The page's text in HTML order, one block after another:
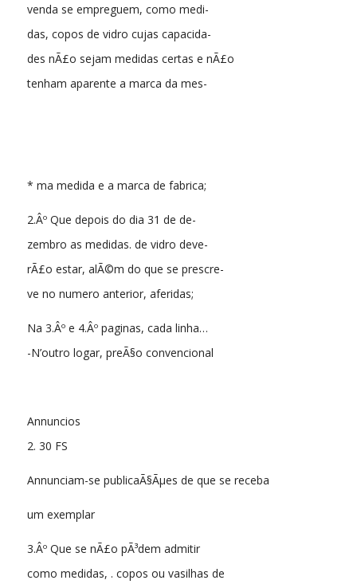
venda se empreguem, como medi-
das, copos de vidro cujas capacida-
des nÃ£o sejam medidas certas e nÃ£o
tenham aparente a marca da mes-
* ma medida e a marca de fabrica;
2.Âº Que depois do dia 31 de de-
zembro as medidas. de vidro deve-
rÃ£o estar, alÃ©m do que se prescre-
ve no numero anterior, aferidas;
Na 3.Âº e 4.Âº paginas, cada linha…
-N’outro logar, preÃ§o convencional
Annuncios
2. 30 FS
Annunciam-se publicaÃ§Ãµes de que se receba
um exemplar
3.Âº Que se nÃ£o pÃ³dem admitir
como medidas, . copos ou vasilhas de